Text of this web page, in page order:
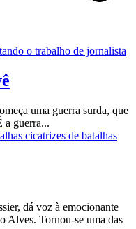
uma guerra surda, que
a guerra...
dá voz à emocionante
Alves. Tornou-se uma das